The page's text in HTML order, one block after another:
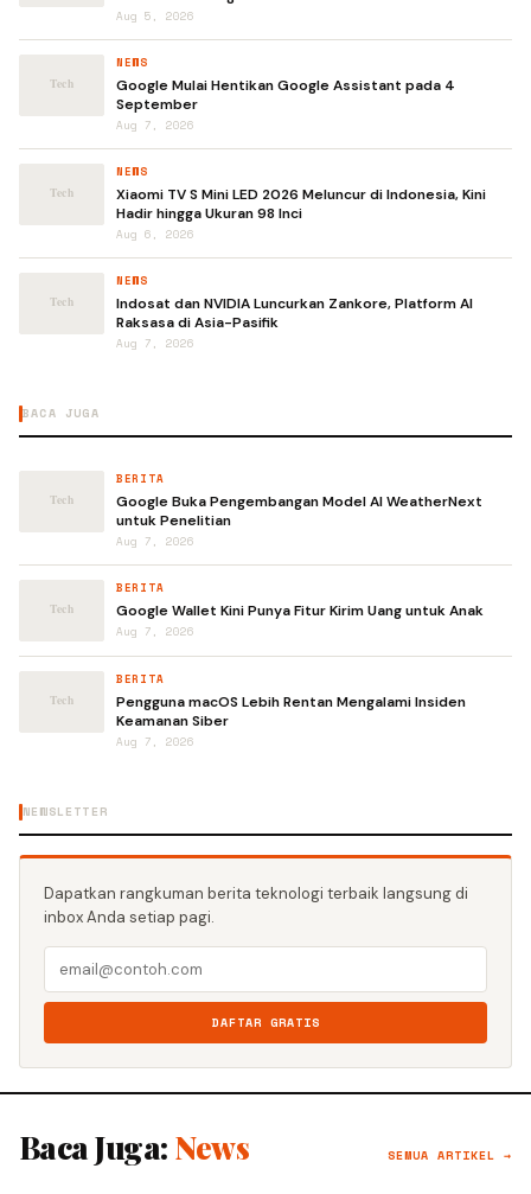
Aug 5, 2026
NEWS
Google Mulai Hentikan Google Assistant pada 4
September
Aug 7, 2026
NEWS
Xiaomi TV S Mini LED 2026 Meluncur di Indonesia, Kini
Hadir hingga Ukuran 98 Inci
Aug 6, 2026
NEWS
Indosat dan NVIDIA Luncurkan Zankore, Platform AI
Raksasa di Asia-Pasifik
Aug 7, 2026
BACA JUGA
BERITA
Google Buka Pengembangan Model AI WeatherNext
untuk Penelitian
Aug 7, 2026
BERITA
Google Wallet Kini Punya Fitur Kirim Uang untuk Anak
Aug 7, 2026
BERITA
Pengguna macOS Lebih Rentan Mengalami Insiden
Keamanan Siber
Aug 7, 2026
NEWSLETTER
Dapatkan rangkuman berita teknologi terbaik langsung di
inbox Anda setiap pagi.
DAFTAR GRATIS
Baca Juga: News SEMUA ARTIKEL →